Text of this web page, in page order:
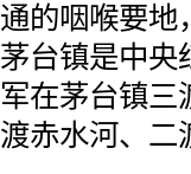
通的咽喉要地
茅台镇是中央
军在茅台镇三
渡赤水河、二